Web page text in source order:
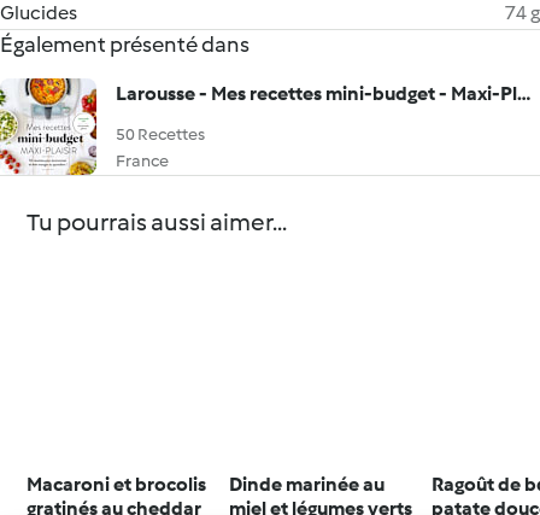
Glucides
74 g
Également présenté dans
Larousse - Mes recettes mini-budget - Maxi-Plaisir
50 Recettes
France
Tu pourrais aussi aimer...
Macaroni et brocolis
gratinés au cheddar
Dinde marinée au
miel et légumes verts
Ragoût de
patate